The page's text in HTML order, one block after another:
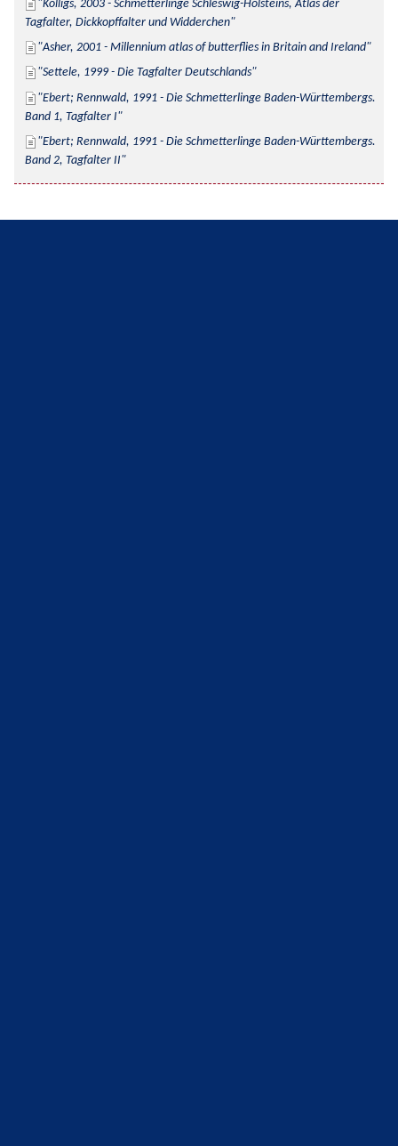
Kolligs, 2003 - Schmetterlinge Schleswig-Holsteins, Atlas der
Tagfalter, Dickkopffalter und Widderchen
Asher, 2001 - Millennium atlas of butterflies in Britain and Ireland
Settele, 1999 - Die Tagfalter Deutschlands
Ebert; Rennwald, 1991 - Die Schmetterlinge Baden-Württembergs.
Band 1, Tagfalter I
Ebert; Rennwald, 1991 - Die Schmetterlinge Baden-Württembergs.
Band 2, Tagfalter II